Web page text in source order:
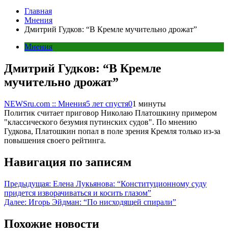
Главная
Мнения
Дмитрий Гудков: “В Кремле мучительно дрожат”
Мнения
Дмитрий Гудков: “В Кремле
мучительно дрожат”
NEWSru.com :: Мнения5 лет спустя01 минуты
Политик считает приговор Николаю Платошкину примером
"классического безумия путинских судов". По мнению
Гудкова, Платошкин попал в поле зрения Кремля только из-за
повышения своего рейтинга.
Навигация по записям
Предыдущая: Елена Лукьянова: “Конституционному суду
придется изворачиваться и косить глазом”
Далее: Игорь Эйдман: “По нисходящей спирали”
Похожие новости